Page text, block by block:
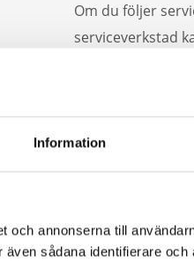
Information
och annonserna till
sådana identifierare
Om du följer
serviceverkstad
Förlängningen
vilket även
understiga 70%.
Den förlängda
km, beroende
8-års EV-
km, beroende